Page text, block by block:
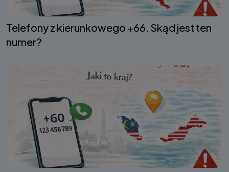
Telefony z kierunkowego +66. Skąd jest ten
numer?